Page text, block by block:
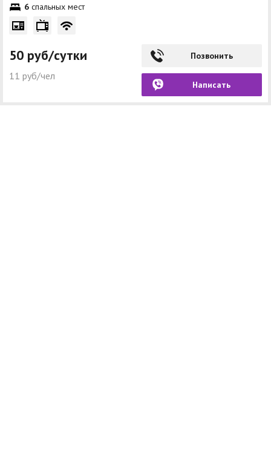
6 спальных мест
50 руб/сутки
11 руб/чел
Позвонить
Написать